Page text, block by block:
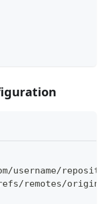
username/
remotes/